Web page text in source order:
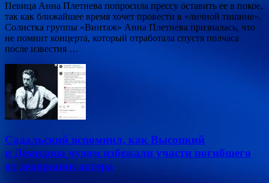
Певица Анна Плетнева попросила прессу оставить ее в покое,
так как ближайшее время хочет провести в «личной тишине».
Солистка группы «Винтаж» Анна Плетнева призналась, что
не помнит концерта, который отработала спустя полчаса
после известия …
Садальский вспомнил, как Высоцкий
и Демидова чудом избежали участи погибшего
от декорации актера